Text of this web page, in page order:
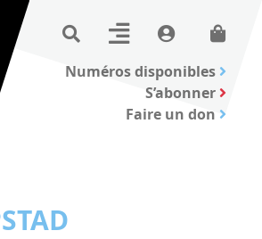
Numéros disponibles
S’abonner
Faire un don